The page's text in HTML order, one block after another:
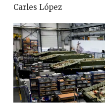
Carles López